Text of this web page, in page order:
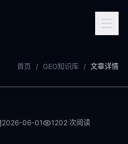
首页 / GEO知识库 / 文章详情
2026-06-01 1202 次阅读